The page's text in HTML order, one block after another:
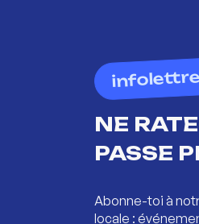
infolettre
NE
PASSE
Abonne-toi à
locale :